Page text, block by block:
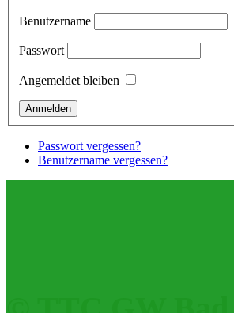
Benutzername
Passwort
Angemeldet bleiben
Passwort vergessen?
Benutzername vergessen?